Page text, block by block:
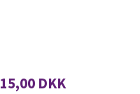
15,00 DKK